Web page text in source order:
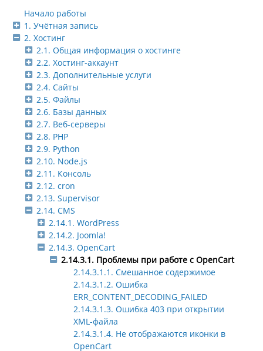
Начало работы
1. Учётная запись
2. Хостинг
2.1. Общая информация о хостинге
2.2. Хостинг-аккаунт
2.3. Дополнительные услуги
2.4. Сайты
2.5. Файлы
2.6. Базы данных
2.7. Веб-серверы
2.8. PHP
2.9. Python
2.10. Node.js
2.11. Консоль
2.12. cron
2.13. Supervisor
2.14. CMS
2.14.1. WordPress
2.14.2. Joomla!
2.14.3. OpenCart
2.14.3.1. Проблемы при работе с OpenCart
2.14.3.1.1. Смешанное содержимое
2.14.3.1.2. Ошибка
ERR_CONTENT_DECODING_FAILED
2.14.3.1.3. Ошибка 403 при открытии
XML-файла
2.14.3.1.4. Не отображаются иконки в
OpenCart